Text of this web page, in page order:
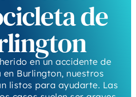
de
en un accidente de
Burlington, nuestros
listos para ayudarte. Las